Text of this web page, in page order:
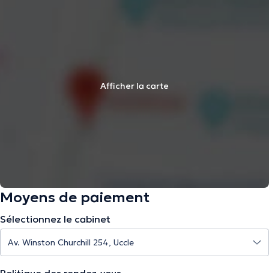
Afficher la carte
Moyens de paiement
Sélectionnez le cabinet